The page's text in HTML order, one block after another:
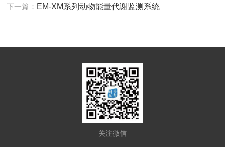
下一篇： EM-XM系列动物能量代谢监测系统
关注微信